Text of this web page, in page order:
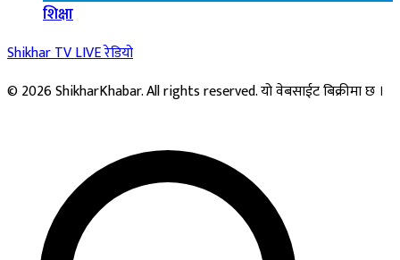
शिक्षा
Shikhar TVLIVEरेडियो
© 2026 ShikharKhabar. All rights reserved. यो वेबसाईट बिक्रीमा छ ।